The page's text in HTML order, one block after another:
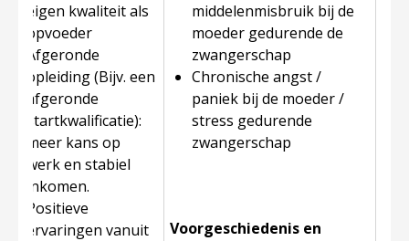
eigen kwaliteit als
opvoeder
Afgeronde
opleiding (Bijv. een
afgeronde
startkwalificatie):
meer kans op
werk en stabiel
inkomen.
Positieve
ervaringen vanuit
middelenmisbruik bij de
moeder gedurende de
zwangerschap
Chronische angst /
paniek bij de moeder /
stress gedurende
zwangerschap
Voorgeschiedenis en